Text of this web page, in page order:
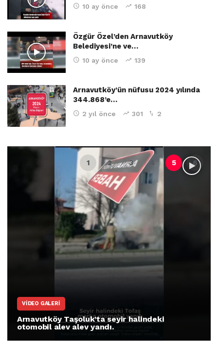
10 ay önce 168
Özgür Özel’den Arnavutköy
Belediyesi’ne ve…
10 ay önce 139
Arnavutköy’ün nüfusu 2024 yılında
344.868’e…
2 yıl önce 301 2
VIDEO GALERI
Arnavutköy Taşoluk’ta seyir halindeki
otomobil alev alev yandı.